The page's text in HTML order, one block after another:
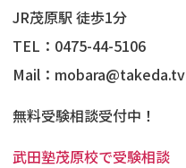
JR茂原駅 徒歩1分
TEL：0475-44-5106
Mail：mobara@takeda.tv
無料受験相談受付中！
武田塾茂原校で受験相談